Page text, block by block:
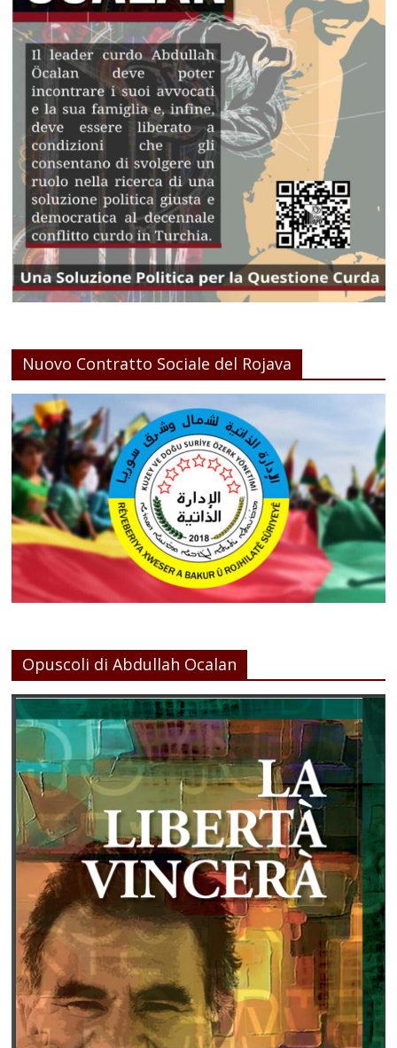
Nuovo Contratto Sociale del Rojava
Opuscoli di Abdullah Ocalan